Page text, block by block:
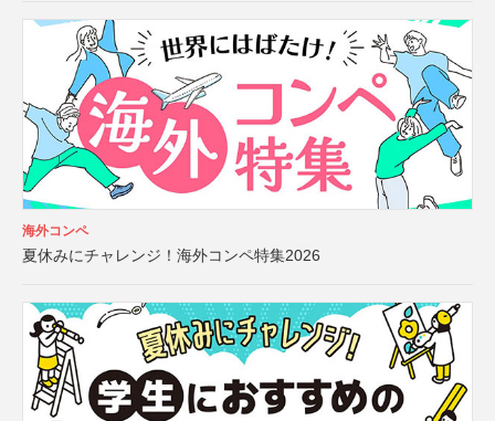
海外コンペ
夏休みにチャレンジ！海外コンペ特集2026